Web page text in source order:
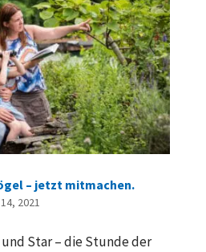
– jetzt mitmachen.
2021
Star – die Stunde der